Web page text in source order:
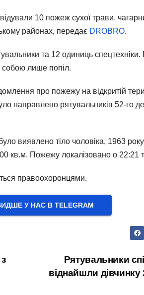
10 пожеж сухої трави,
районах, передає DROBRO.
та 12 одиниць
собою лише попіл.
про пожежу на відкритій
направлено рятувальників 52-го
виявлено тіло чоловіка, 1963
кв.м. Пожежу локалізовано о 22:21
правоохоронцями.
У НАС В ТELEGRAM
Рятувальники
віднайшли